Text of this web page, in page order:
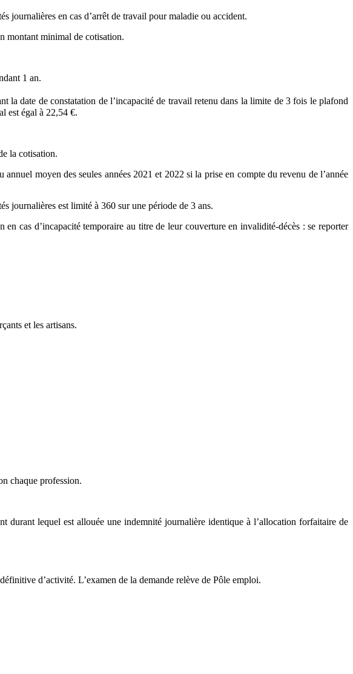
journalières en cas d’arrêt de travail pour maladie ou accident.
montant minimal de cotisation.
1 an.
la date de constatation de l’incapacité de travail retenu dans la limite de 3 fois le plafond
est égal à 22,54 €.
la cotisation.
moyen des seules années 2021 et 2022 si la prise en compte du revenu de l’année
journalières est limité à 360 sur une période de 3 ans.
cas d’incapacité temporaire au titre de leur couverture en invalidité-décès : se reporter
et les artisans.
chaque profession.
durant lequel est allouée une indemnité journalière identique à l’allocation forfaitaire de
d’activité. L’examen de la demande relève de Pôle emploi.